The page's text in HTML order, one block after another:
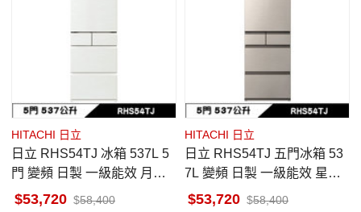
HITACHI 日立
日立 RHS54TJ 冰箱 537L 5
門 變頻 日製 一級能效 月光
白 獨立自動製冰室 特鮮冰溫
53,720 58,400
HITACHI 日立
日立 RHS54TJ 五門冰箱 53
7L 變頻 日製 一級能效 星燦
金 獨立自動製冰室 特鮮冰溫
53,720 58,400